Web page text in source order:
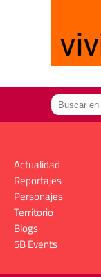
Actualidad
Reportajes
Personajes
Territorio
Blogs
5B Events